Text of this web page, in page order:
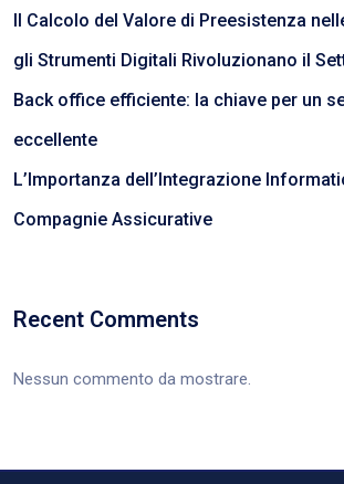
Il Calcolo del Valore di Preesistenza
gli Strumenti Digitali Rivoluzionano il
Back office efficiente: la chiave per un
eccellente
L’Importanza dell’Integrazione
Compagnie Assicurative
Recent Comments
Nessun commento da mostrare.